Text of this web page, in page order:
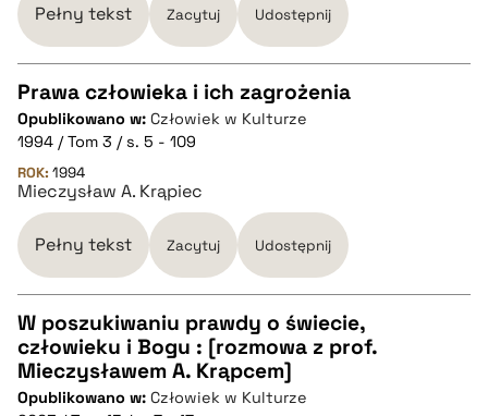
pobierz cytat
Pełny tekst Zacytuj Udostępnij
CZYSTY TEKST
pobierz cytat
pobierz cytat
Prawa człowieka i ich zagrożenia
Opublikowano w: Człowiek w Kulturze
1994 / Tom 3 / s. 5 - 109
ROK: 1994
Mieczysław A. Krąpiec
Pełny tekst Zacytuj Udostępnij
CZYSTY TEKST
W poszukiwaniu prawdy o świecie,
człowieku i Bogu : [rozmowa z prof.
Mieczysławem A. Krąpcem]
Opublikowano w: Człowiek w Kulturze